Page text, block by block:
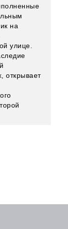
на
улице.
открывает